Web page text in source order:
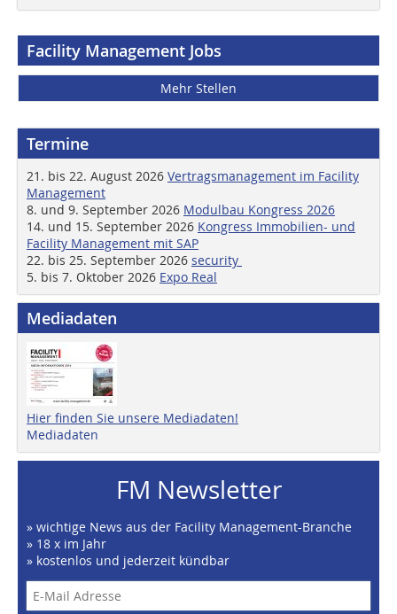
Facility Management Jobs
Mehr Stellen
Termine
21. bis 22. August 2026 Vertragsmanagement im Facility
Management
8. und 9. September 2026 Modulbau Kongress 2026
14. und 15. September 2026 Kongress Immobilien- und
Facility Management mit SAP
22. bis 25. September 2026 security
5. bis 7. Oktober 2026 Expo Real
Mediadaten
Hier finden Sie unsere Mediadaten!
Mediadaten
FM Newsletter
» wichtige News aus der Facility Management-Branche
» 18 x im Jahr
» kostenlos und jederzeit kündbar